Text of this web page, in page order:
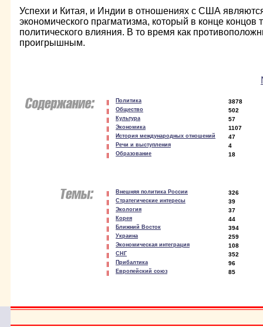
Успехи и Китая, и Индии в отношениях с США
экономического прагматизма, который в конце концов
политического влияния. В то время как
проигрышным.
Политика 3878
Общество 502
Культура 57
Экономика 1107
История международных отношений 47
Речи и выступления 4
Образование 18
Внешняя политика России 326
Стратегические интересы 39
Экология 37
Корея 44
Ближний Восток 394
Украина 259
Экономическая интеграция 108
СНГ 352
Прибалтика 96
Европейский союз 85